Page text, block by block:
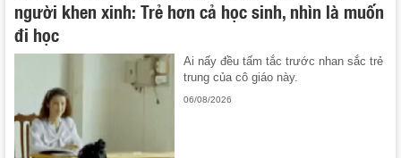
người khen xinh: Trẻ hơn cả học sinh, nhìn là muốn
đi học
Ai nấy đều tấm tắc trước nhan sắc trẻ
trung của cô giáo này.
06/08/2026